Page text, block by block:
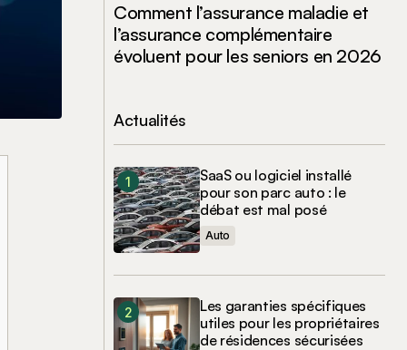
Comment l’assurance maladie et
l’assurance complémentaire
évoluent pour les seniors en 2026
Actualités
SaaS ou logiciel installé
pour son parc auto : le
débat est mal posé
Auto
Les garanties spécifiques
utiles pour les propriétaires
de résidences sécurisées